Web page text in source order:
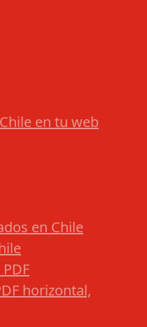
en tu web
en Chile
horizontal,